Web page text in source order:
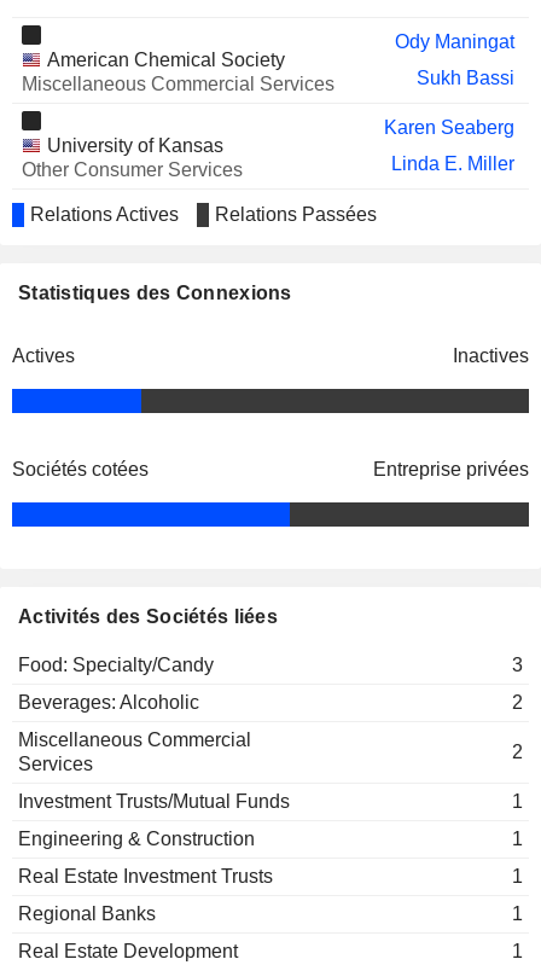
American Chemical Society
Miscellaneous Commercial Services
Ody Maningat
Sukh Bassi
University of Kansas
Other Consumer Services
Karen Seaberg
Linda E. Miller
American Institute of
Services
Laidacker M. Seaberg
American Society of Baking
Ody Maningat
Museum
Karen Seaberg
MGPI of Indiana LLC
Dave Rindom
Timothy W. Newkirk
Karen Seaberg
Lori Mingus
Atchison Amelia Earhart Foundation
Karen Seaberg
Lori Mingus
Luxco Drinks Ltd.
Relations Actives Relations Passées
Statistiques des Connexions
Actives Inactives
Sociétés cotées Entreprise privées
Activités des Sociétés liées
Food: Specialty/Candy
3
Beverages: Alcoholic
2
Miscellaneous Commercial
Services
2
Investment Trusts/Mutual Funds
1
Engineering & Construction
1
Real Estate Investment Trusts
1
Regional Banks
1
Real Estate Development
1